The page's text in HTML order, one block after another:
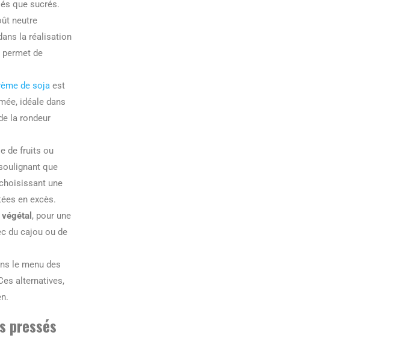
que sucrés.
neutre
la réalisation
de
de soja est
idéale dans
la rondeur
de fruits ou
que
une
en excès.
, pour une
du cajou ou de
le menu des
alternatives,
pressés